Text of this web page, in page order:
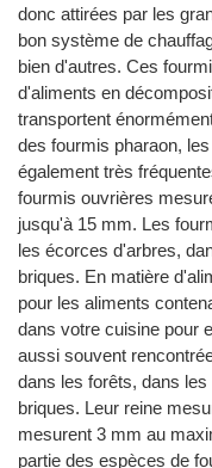
donc attirées par les
bon système de
bien d'autres. Ces
d'aliments en
transportent
des fourmis pharaon,
également très
fourmis ouvrières
jusqu'à 15 mm. Les
les écorces d'arbres,
briques. En matière
pour les aliments
dans votre cuisine pour
aussi souvent
dans les forêts, dans
briques. Leur reine
mesurent 3 mm au
partie des espèces de